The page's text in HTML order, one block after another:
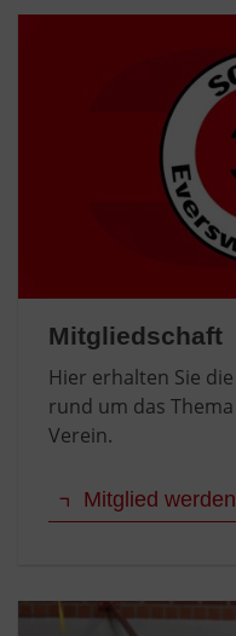
Mitgliedschaft
Hier erhalten Sie
rund um das
Verein.
Mitglied